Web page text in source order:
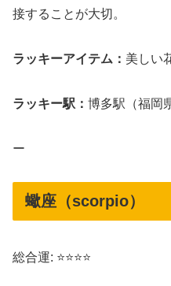
接することが大切。
ラッキーアイテム： 美しい
ラッキー駅： 博多駅（福岡
ー
蠍座（scorpio）
総合運: ⭐⭐⭐⭐